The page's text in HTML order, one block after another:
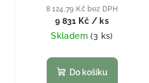
8 124,79 Kč bez DPH
9 831 Kč / ks
Skladem(3 ks)
Do košíku